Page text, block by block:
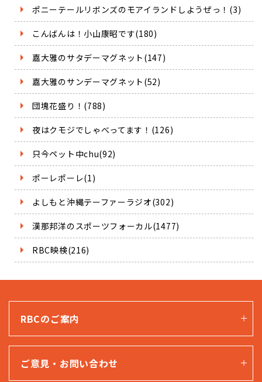
ポニーテールリボンズのモアイランドしようぜっ！(3)
こんばんは！小山康昭です(180)
嘉大雅のサタデーマグネット(147)
嘉大雅のサンデーマグネット(52)
団塊花盛り！(788)
夜はクモジでしゃべってます！(126)
只今ペット中chu(92)
ポーレポーレ(1)
よしもと沖縄テーファーラジオ(302)
漢那邦洋のスポーツフォーカル(1477)
RBC映検(216)
RBCのご案内
ご意見・お問い合わせ